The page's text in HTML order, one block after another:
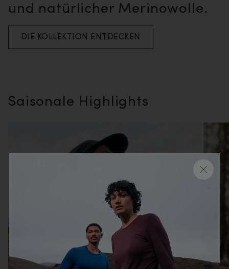
und natürlicher Merinowolle.
DIE KOLLEKTION ENTDECKEN
Saisonale Highlights